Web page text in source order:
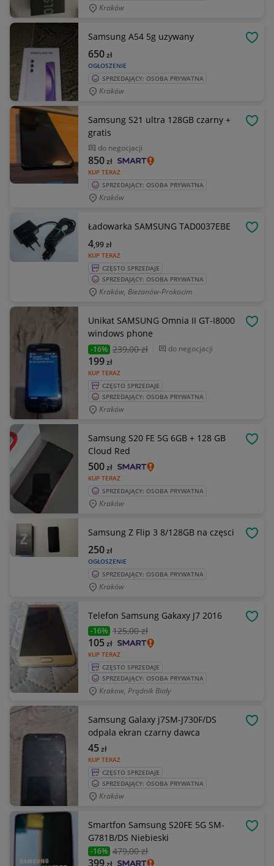
Kraków
Samsung A54 5g uzywany
OGŁOSZENIE
650zł
SPRZEDAJĄCY: OSOBA PRYWATNA
Kraków
Samsung S21 ultra 128GB czarny +
gratis
do negocjacji
KUP TERAZ
850zł
SPRZEDAJĄCY: OSOBA PRYWATNA
Kraków
Ładowarka SAMSUNG TAD0037EBE
KUP TERAZ
4,99zł
CZĘSTO SPRZEDAJE
SPRZEDAJĄCY: OSOBA PRYWATNA
Kraków, Bieżanów-Prokocim
Unikat SAMSUNG Omnia II GT-I8000
windows phone
-16% 239,00 zł do negocjacji
KUP TERAZ
199zł
CZĘSTO SPRZEDAJE
SPRZEDAJĄCY: OSOBA PRYWATNA
Kraków
Samsung S20 FE 5G 6GB + 128 GB
Cloud Red
KUP TERAZ
500zł
SPRZEDAJĄCY: OSOBA PRYWATNA
Kraków
Samsung Z Flip 3 8/128GB na częsci
OGŁOSZENIE
250zł
SPRZEDAJĄCY: OSOBA PRYWATNA
Kraków
Telefon Samsung Gakaxy J7 2016
-16% 125,00 zł
KUP TERAZ
105zł
CZĘSTO SPRZEDAJE
SPRZEDAJĄCY: OSOBA PRYWATNA
Krakow, Prądnik Biały
Samsung Galaxy j7SM-J730F/DS
odpala ekran czarny dawca
KUP TERAZ
45zł
CZĘSTO SPRZEDAJE
SPRZEDAJĄCY: OSOBA PRYWATNA
Kraków
Smartfon Samsung S20FE 5G SM-
G781B/DS Niebieski
-16% 479,00 zł
399zł